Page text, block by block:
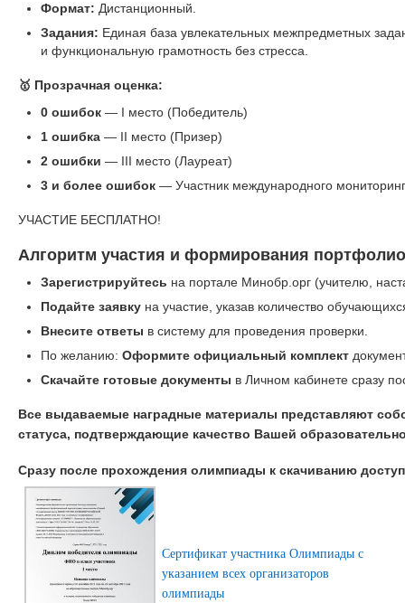
Формат: Дистанционный.
Задания: Единая база увлекательных межпредметных
и функциональную грамотность без стресса.
🥇 Прозрачная оценка:
0 ошибок— I место (Победитель)
1 ошибка— II место (Призер)
2 ошибки — III место (Лауреат)
3 и более ошибок— Участник международного
УЧАСТИЕ БЕСПЛАТНО!
Алгоритм участия и формирования
Зарегистрируйтесь на портале Минобр.орг (учителю,
Подайте заявкуна участие, указав количество
Внесите ответы в систему для проведения проверки.
По желанию: Оформите официальный комплект
Скачайте готовые документы в Личном кабинете сразу
Все выдаваемые наградные материалы представляют
статуса, подтверждающие качество Вашей
Сразу после прохождения олимпиады к скачиванию
Сертификат участника Олимпиады с
указанием всех организаторов
олимпиады